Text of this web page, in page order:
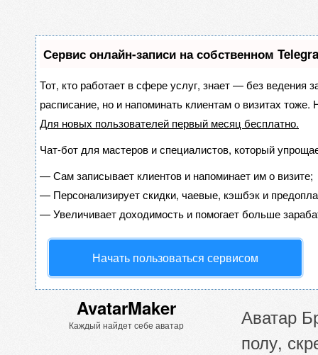
Сервис онлайн-записи на собственном
Тот, кто работает в сфере услуг, знает — без ведения
расписание, но и напоминать клиентам о визитах
Для новых пользователей первый месяц бесплатно.
Чат-бот для мастеров и специалистов, который
—Сам записывает клиентов и напоминает им о визите;
— Персонализирует скидки, чаевые, кэшбэк и
—Увеличивает доходимость и помогает больше
Начать пользоваться сервисом
AvatarMaker
Каждый найдет себе аватар
Аватар
полу,